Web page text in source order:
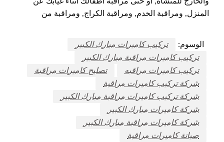
المنزل, ومراقبة الخدم, ومراقبة الكراج, ومراقبة من
الوسوم:
تركيب كاميرات مبارك الكبير
تركيب كاميرات مراقبة مبارك الكبير
تركيب كاميرات مراقبه
تصليح كاميرات مراقبة
شركة تركيب كاميرات مراقبة
شركة تركيب كاميرات مراقبة مبارك الكبير
شركة كاميرات مبارك الكبير
شركة كاميرات مراقبة مبارك الكبير
صيانة كاميرات مراقبة